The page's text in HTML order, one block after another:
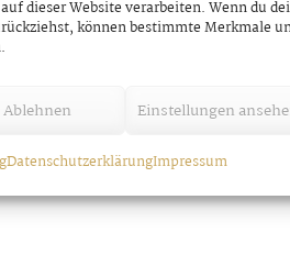
dieser Website verarbeiten. Wenn du
können bestimmte Merkmale
Ablehnen Einstellungen
DatenschutzerklärungImpressum